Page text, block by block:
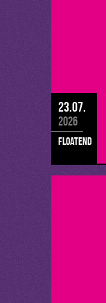
23.07.
2026
floatend